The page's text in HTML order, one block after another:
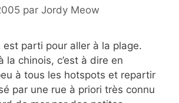
par Jordy Meow
est parti pour aller à la plage.
la chinois, c’est à dire en
à tous les hotspots et repartir
par une rue à priori très connu